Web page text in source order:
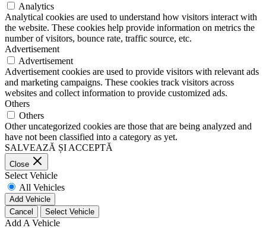
Analytics
Analytical cookies are used to understand how visitors interact with
the website. These cookies help provide information on metrics the
number of visitors, bounce rate, traffic source, etc.
Advertisement
Advertisement
Advertisement cookies are used to provide visitors with relevant ads
and marketing campaigns. These cookies track visitors across
websites and collect information to provide customized ads.
Others
Others
Other uncategorized cookies are those that are being analyzed and
have not been classified into a category as yet.
SALVEAZĂ ȘI ACCEPTĂ
Close
Select Vehicle
All Vehicles
Add Vehicle
Cancel
Select Vehicle
Add A Vehicle